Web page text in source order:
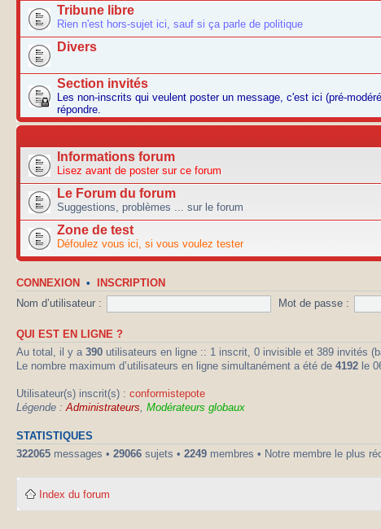
Tribune libre
Rien n'est hors-sujet ici, sauf si ça parle de politique
Divers
Section invités
Les non-inscrits qui veulent poster un message, c'est ici (pré-
répondre.
Informations forum
Lisez avant de poster sur ce forum
Le Forum du forum
Suggestions, problèmes ... sur le forum
Zone de test
Défoulez vous ici, si vous voulez tester
CONNEXION • INSCRIPTION
Nom d’utilisateur : Mot de passe :
QUI EST EN LIGNE ?
Au total, il y a 390 utilisateurs en ligne :: 1 inscrit, 0 invisible et 389 invités
Le nombre maximum d’utilisateurs en ligne simultanément a été de 4192 le
Utilisateur(s) inscrit(s) : conformistepote
Légende : Administrateurs Modérateurs globaux
STATISTIQUES
322065 messages • 29066 sujets • 2249 membres • Notre membre le plus
Index du forum